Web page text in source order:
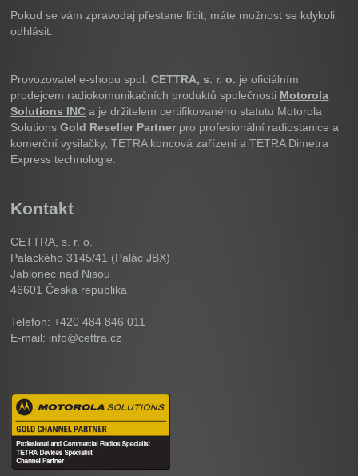
Pokud se vám zpravodaj přestane líbit, máte možnost se kdykoli
odhlásit.
Provozovatel e-shopu spol.CETTRA, s. r. o. je oficiálním
prodejcem radiokomunikačních produktů společnosti Motorola
Solutions INC a je držitelem certifikovaného statutu Motorola
SolutionsGold Reseller Partner pro profesionální radiostanice a
komerční vysilačky, TETRA koncová zařízení a TETRA Dimetra
Express technologie.
Kontakt
CETTRA, s. r. o.
Palackého 3145/41 (Palác JBX)
Jablonec nad Nisou
46601Česká republika
Telefon: +420 484 846 011
E-mail: info@cettra.cz